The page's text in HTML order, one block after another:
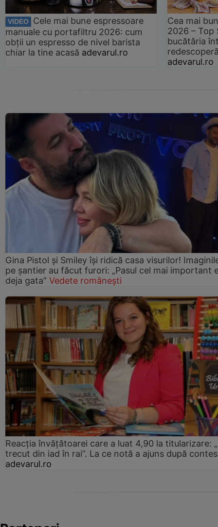
VIDEO
Cele mai bune espressoare
manuale cu portafiltru 2026: cum
obții un espresso de nivel barista
chiar la tine acasă adevarul.ro
Cea mai
2026 –
bucătăria
adevarul.ro
Gina Pistol și Smiley își ridică casa visurilor!
pe șantier au făcut furori: „Pasul cel mai important
deja gata” Vedete românești
Reacția învățătoarei care a luat 4,90 la titularizare:
trecut din iad în rai”. La ce notă a ajuns după
adevarul.ro